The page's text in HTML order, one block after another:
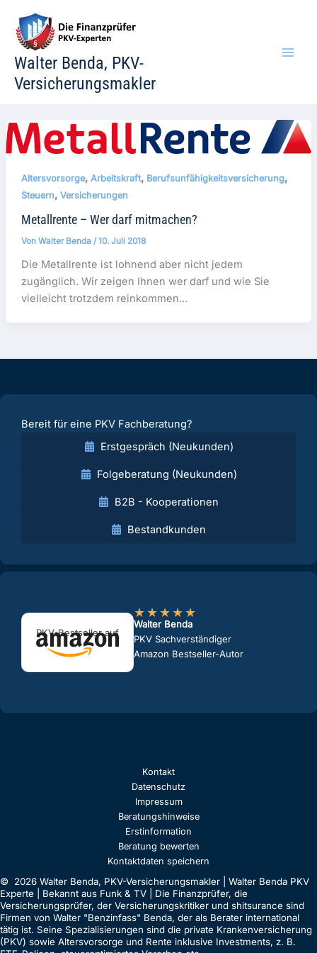
Inhalt
springen
Walter Benda, PKV-
Versicherungsmakler
Altersvorsorge, Arbeitskraft, Berufsunfähigkeitsversicherung,
Steuern, Versicherungen
Metallrente – Wer darf mitmachen?
Von Walter Benda /10. Juli 2018
Die Metallrente ist lohnend aber nicht jedem
zugänglich. Wir zeigen Ihnen wer darf und wie Sie
vielleicht trotzdem reinkommen…
Bereit für eine PKV Fachberatung?
Erstgespräch (Neukunden)
Folgeberatung (Neukunden)
B2B - Kooperationen
Bestandkunden
PKV-Bestseller auf
★★★★★
Walter Benda
PKV Sachverständiger
Amazon Bestseller-Autor
Kontakt
Datenschutz
Impressum
Beratungshinweise
Erstinformation
Beratung bewerten
Kontaktdaten speichern
© 2026 Walter Benda, PKV-Versicherungsmakler | Walter Benda PKV
Experte | Bekannt aus Funk & TV | Die Finanzprüfer, die
Versicherungsprüfer, der Versicherungskritiker und shitsurance sind
Firmen von Walter "Benzinfass" Benda, der als Berater international
tätig ist. Seine Spezialisierungen sind die private Krankenversicherung
(PKV) sowie Altersvorsorge und Rente inklusive Investments, z. B.